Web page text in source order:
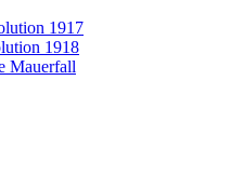
1917
1918
Mauerfall